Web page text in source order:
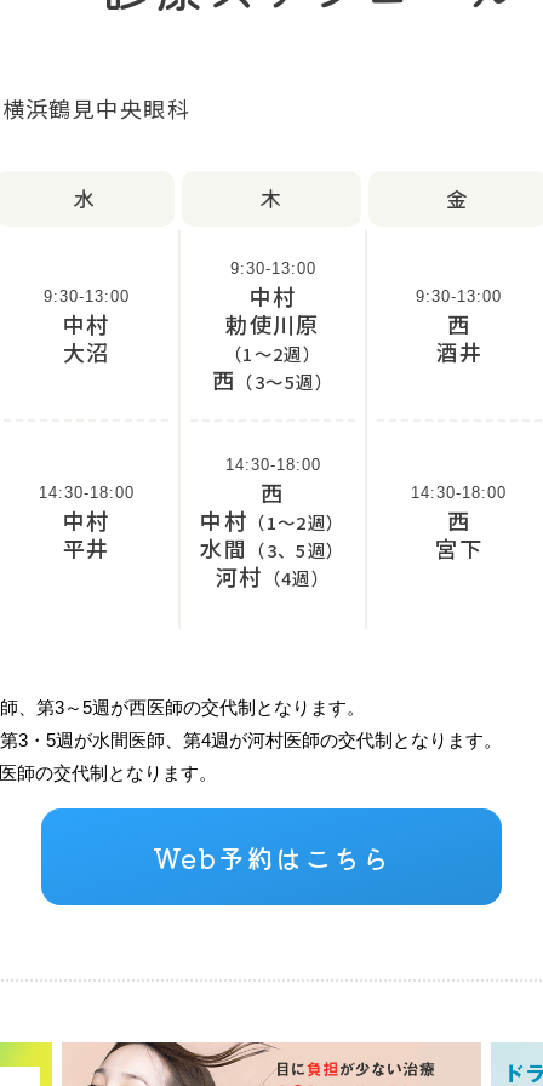
水
9:30-13:00
中村
大沼
14:30-18:00
中村
平井
木
9:30-13:00
中村
勅使川原
（1～2週）
西 （3～5週）
14:30-18:00
西
中村 （1～2週）
水間 （3、5週）
河村 （4週）
金
9:30-13:00
西
酒井
14:30-18:00
西
宮下
第3～5週が西医師の交代制となります。
・5週が水間医師、第4週が河村医師の交代制となります。
の交代制となります。
Web予約はこちら